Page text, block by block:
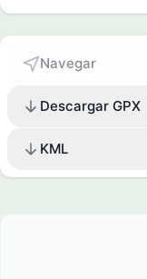
Navegar
Descargar GPX
KML